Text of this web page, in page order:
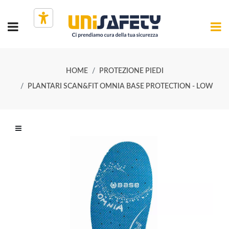
HOME PROTEZIONE PIEDI
PLANTARI SCAN&FIT OMNIA BASE PROTECTION - LOW